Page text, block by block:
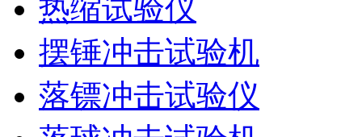
热缩试验仪
摆锤冲击试验机
落镖冲击试验仪